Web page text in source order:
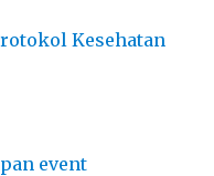
Kesehatan
event